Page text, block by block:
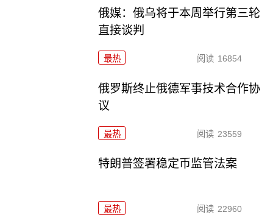
俄媒：俄乌将于本周举行第三轮
直接谈判
最热 阅读 16854
俄罗斯终止俄德军事技术合作协
议
最热 阅读 23559
特朗普签署稳定币监管法案
最热 阅读 22960